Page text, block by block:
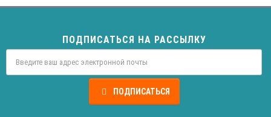
ПОДПИСАТЬСЯ НА РАССЫЛКУ
ПОДПИСАТЬСЯ